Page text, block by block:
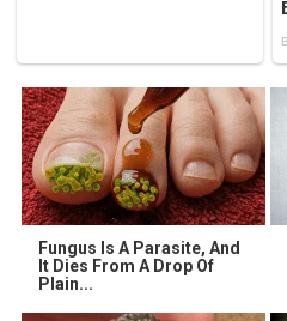
Fungus Is A Parasite, And
It Dies From A Drop Of
Plain...